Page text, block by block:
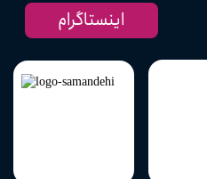
اینستاگرام